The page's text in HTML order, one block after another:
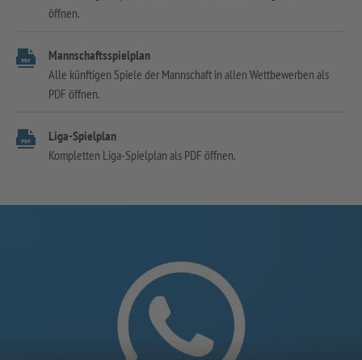
öffnen.
Mannschaftsspielplan
Alle künftigen Spiele der Mannschaft in allen Wettbewerben als
PDF öffnen.
Liga-Spielplan
Kompletten Liga-Spielplan als PDF öffnen.